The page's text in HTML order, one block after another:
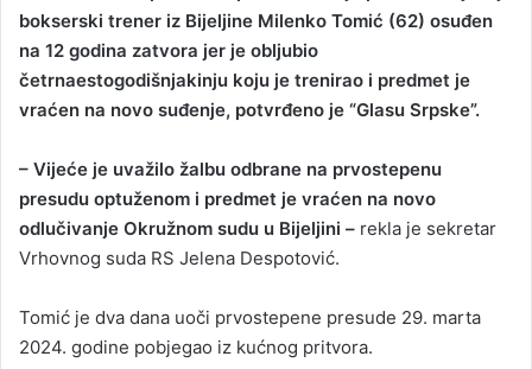
bokserski trener iz Bijeljine Milenko Tomić (62) osuđen
na 12 godina zatvora jer je obljubio
četrnaestogodišnjakinju koju je trenirao i predmet je
vraćen na novo suđenje, potvrđeno je “Glasu Srpske”.
– Vijeće je uvažilo žalbu odbrane na prvostepenu
presudu optuženom i predmet je vraćen na novo
odlučivanje Okružnom sudu u Bijeljini – rekla je sekretar
Vrhovnog suda RS Jelena Despotović.
Tomić je dva dana uoči prvostepene presude 29. marta
2024. godine pobjegao iz kućnog pritvora.